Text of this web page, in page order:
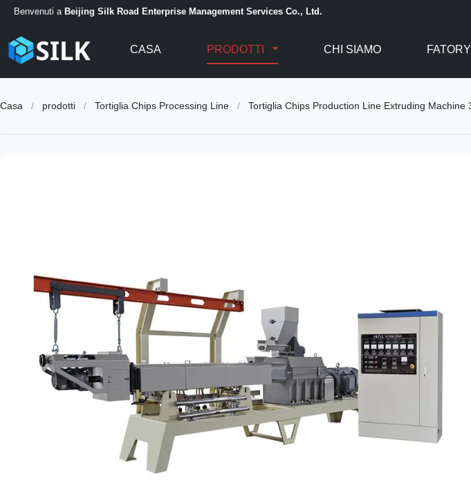
Benvenuti a Beijing Silk Road Enterprise Management Services Co., Ltd.
CASA PRODOTTI CHI SIAMO
Casa / prodotti / Tortiglia Chips Processing Line / Tortiglia Chips Production Line Extruding Machine